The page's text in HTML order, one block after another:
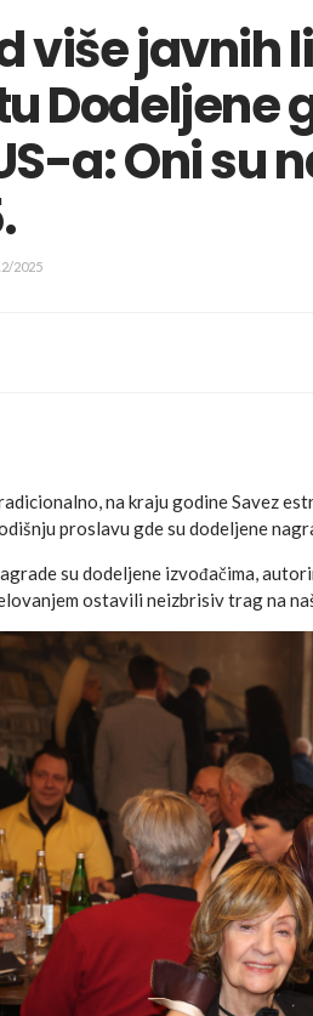
više javnih
Dodeljene
a: Oni su
2025
na kraju godine Savez
proslavu gde su dodeljene
su dodeljene izvođačima,
ostavili neizbrisiv trag na